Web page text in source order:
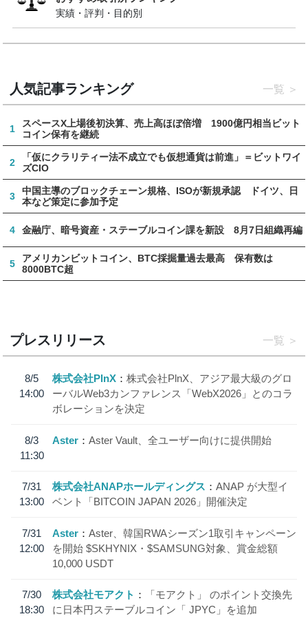
実績・評判・目的別
人気記事ランキング 一覧
1
スペースX上場後初決算、売上高ほぼ倍増 1900億円相当ビット
コイン保有を継続
2
「仮にクラリティー法不成立でも仮想通貨は前進」＝ビットワイ
ズCIO
3
中国主導のブロックチェーン規格、ISOが新規承認 ドイツ、日
本など策定に参加予定
4 金融庁、暗号資産・ステーブルコイン課を新設 8月7日組織再編
5
アメリカンビットコイン、BTC採掘量過去最高 保有数は
8000BTC超
プレスリリース 一覧
8/5
14:00
株式会社PlnX
株式会社PlnX、アジア最大級のグロ
ーバルWeb3カンファレンス「WebX2026」とのコラ
ボレーションを決定
8/3
11:30
Aster Aster Vault、全ユーザー向けに提供開始
7/31
13:00
株式会社ANAPホールディングス
ANAP が大型イ
ベント「BITCOIN JAPAN 2026」開催決定
7/31
12:00
Aster
Aster、韓国RWAシーズン1取引キャンペーン
を開始 $SKHYNIX・$SAMSUNG対象、賞金総額
10,000 USDT
7/30
18:30
株式会社モアクト
「モアクト」 のポイント交換先
に日本円ステーブルコイン「 JPYC」を追加